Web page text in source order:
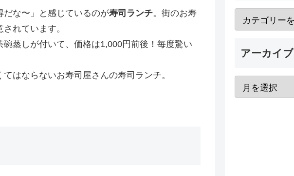
な〜」と感じているのが寿司ランチ。街のお寿
れています。
蒸しが付いて、価格は1,000円前後！毎度驚い
はならないお寿司屋さんの寿司ランチ。
アーカイブ